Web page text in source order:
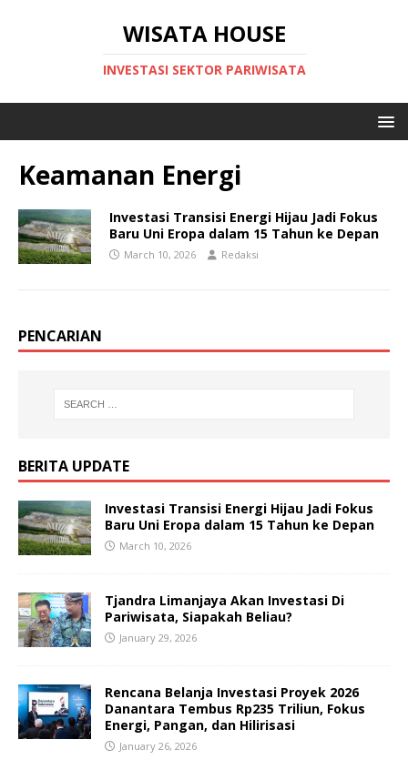
WISATA HOUSE
INVESTASI SEKTOR PARIWISATA
Keamanan Energi
Investasi Transisi Energi Hijau Jadi Fokus
Baru Uni Eropa dalam 15 Tahun ke Depan
March 10, 2026 Redaksi
PENCARIAN
BERITA UPDATE
Investasi Transisi Energi Hijau Jadi Fokus
Baru Uni Eropa dalam 15 Tahun ke Depan
March 10, 2026
Tjandra Limanjaya Akan Investasi Di
Pariwisata, Siapakah Beliau?
January 29, 2026
Rencana Belanja Investasi Proyek 2026
Danantara Tembus Rp235 Triliun, Fokus
Energi, Pangan, dan Hilirisasi
January 26, 2026